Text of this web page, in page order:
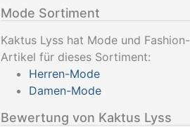
Mode Sortiment
Kaktus Lyss hat Mode und Fashion-
Artikel für dieses Sortiment:
Herren-Mode
Damen-Mode
Bewertung von Kaktus Lyss